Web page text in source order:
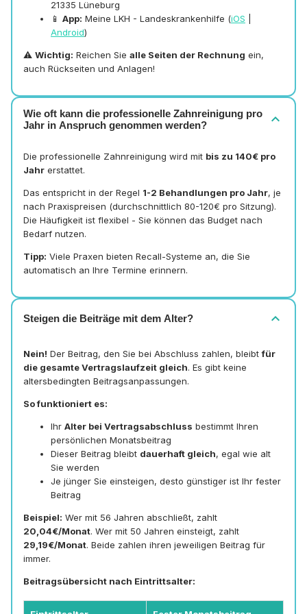
21335 Lüneburg
📱 App: Meine LKH - Landeskrankenhilfe (iOS
Android)
⚠️ Wichtig: Reichen Sie alle Seiten der Rechnung ein,
auch Rückseiten und Anlagen!
Wie oft kann die professionelle Zahnreinigung pro
Jahr in Anspruch genommen werden?
expand_more
Die professionelle Zahnreinigung wird mit bis zu 140€ pro
Jahr erstattet.
Das entspricht in der Regel 1-2 Behandlungen pro Jahr, je
nach Praxispreisen (durchschnittlich 80-120€ pro Sitzung).
Die Häufigkeit ist flexibel - Sie können das Budget nach
Bedarf nutzen.
Tipp: Viele Praxen bieten Recall-Systeme an, die Sie
automatisch an Ihre Termine erinnern.
Steigen die Beiträge mit dem Alter? expand_more
Nein! Der Beitrag, den Sie bei Abschluss zahlen, bleibtfür
die gesamte Vertragslaufzeit gleich. Es gibt keine
altersbedingten Beitragsanpassungen.
So funktioniert es:
Ihr Alter bei Vertragsabschluss bestimmt Ihren
persönlichen Monatsbeitrag
Dieser Beitrag bleibt dauerhaft gleich, egal wie alt
Sie werden
Je jünger Sie einsteigen, desto günstiger ist Ihr fester
Beitrag
Beispiel: Wer mit 56 Jahren abschließt, zahlt
20,04€/Monat. Wer mit 50 Jahren einsteigt, zahlt
29,19€/Monat. Beide zahlen ihren jeweiligen Beitrag für
immer.
Beitragsübersicht nach Eintrittsalter: